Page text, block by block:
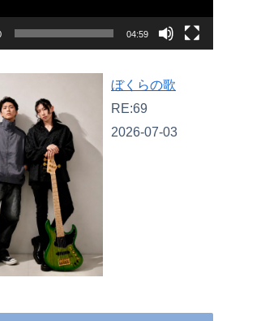
04:59
ぼくらの歌
RE:69
2026-07-03